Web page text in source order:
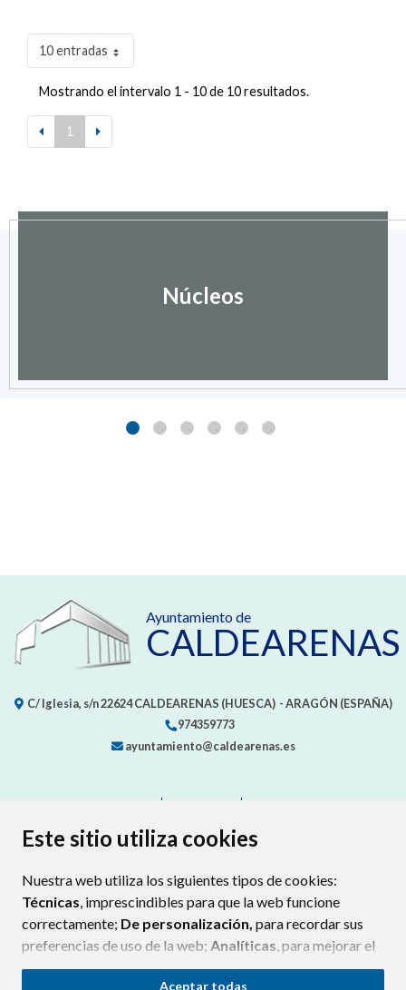
Este sitio utiliza cookies
Nuestra web utiliza los siguientes tipos de cookies:
Técnicas, imprescindibles para que la web funcione
correctamente; De personalización, para recordar sus
preferencias de uso de la web; Analíticas, para mejorar el
funcionamiento de la web y sus servicios.
Aceptar todas
10 entradas
Mostrando el intervalo 1 - 10 de 10 resultados.
1
Núcleos
Ayuntamiento de
CALDEARENAS
C/ Iglesia, s/n22624 CALDEARENAS (HUESCA) - ARAGÓN (ESPAÑA)
974359773
ayuntamiento@caldearenas.es
PROTECCIÓN DE DATOS
POLÍTICA DE COOKIES